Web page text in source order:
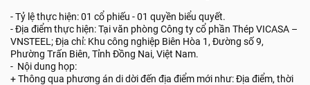
- Tỷ lệ thực hiện: 01 cổ phiếu - 01 quyền biểu quyết.
- Địa điểm thực hiện: Tại văn phòng Công ty cổ phần Thép VICASA –
VNSTEEL; Địa chỉ: Khu công nghiệp Biên Hòa 1, Đường số 9,
Phường Trấn Biên, Tỉnh Đồng Nai, Việt Nam.
- Nội dung họp:
+ Thông qua phương án di dời đến địa điểm mới như: Địa điểm, thời